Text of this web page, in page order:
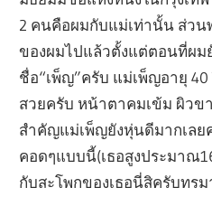
2 คนคือผมกับแม่เท่านั้น ส่วน
ของผมไปแล้วตั้งแต่ตอนที่ผม
ชื่อ“เพ็ญ”ครับ แม่เพ็ญอายุ
สวยครับ หน้าตาคมเข้ม ผิวข
สำคัญแม่เพ็ญยังหุ่นดีมากเลย
คอดๆแบบนี้(เธอสูงประมาณ
กับสะโพกของเธอนี่สิครับทร